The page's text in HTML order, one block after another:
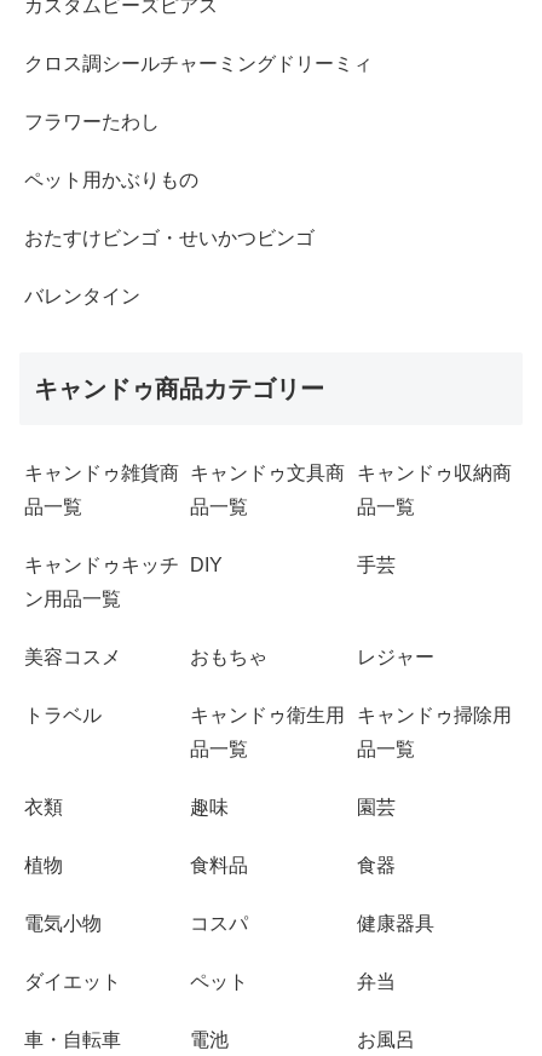
カスタムビーズピアス
クロス調シールチャーミングドリーミィ
フラワーたわし
ペット用かぶりもの
おたすけビンゴ・せいかつビンゴ
バレンタイン
キャンドゥ商品カテゴリー
キャンドゥ雑貨商
品一覧
キャンドゥ文具商
品一覧
キャンドゥ収納商
品一覧
キャンドゥキッチ
ン用品一覧
DIY 手芸
美容コスメ おもちゃ レジャー
トラベル
キャンドゥ衛生用
品一覧
キャンドゥ掃除用
品一覧
衣類 趣味 園芸
植物 食料品 食器
電気小物 コスパ 健康器具
ダイエット ペット 弁当
車・自転車 電池 お風呂